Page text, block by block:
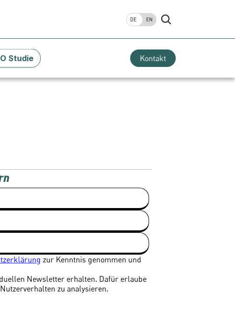
DE EN
Studie Kontakt
zur Kenntnis genommen und
Newsletter erhalten. Dafür erlaube
zu analysieren.